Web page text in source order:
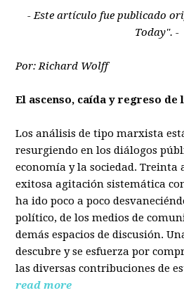
- Este artículo fue publicado
Today". -
Por: Richard Wolff
El ascenso, caída y regreso
Los análisis de tipo marxista
resurgiendo en los diálogos
economía y la sociedad. Treinta
exitosa agitación sistemática
ha ido poco a poco
político, de los medios de
demás espacios de discusión.
descubre y se esfuerza por
las diversas contribuciones de
read more